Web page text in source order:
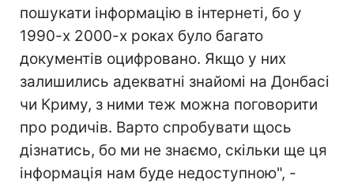
пошукати інформацію в інтернеті, бо у
1990-х 2000-х роках було багато
документів оцифровано. Якщо у них
залишились адекватні знайомі на Донбасі
чи Криму, з ними теж можна поговорити
про родичів. Варто спробувати щось
дізнатись, бо ми не знаємо, скільки ще ця
інформація нам буде недоступною", -